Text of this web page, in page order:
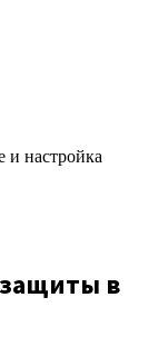
и настройка
в